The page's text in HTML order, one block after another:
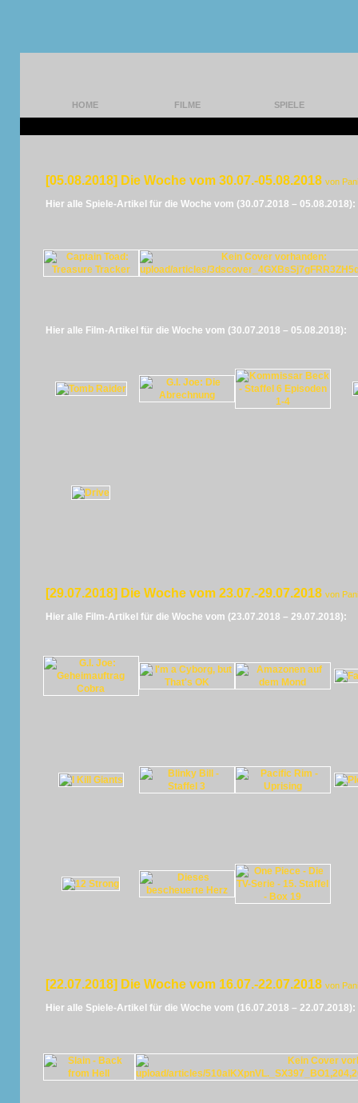
HOME FILME SPIELE
[05.08.2018] Die Woche vom 30.07.-05.08.2018 von
Hier alle Spiele-Artikel für die Woche vom (30.07.2018 – 05.08.2018):
Hier alle Film-Artikel für die Woche vom (30.07.2018 – 05.08.2018):
[29.07.2018] Die Woche vom 23.07.-29.07.2018 von
Hier alle Film-Artikel für die Woche vom (23.07.2018 – 29.07.2018):
[22.07.2018] Die Woche vom 16.07.-22.07.2018 von
Hier alle Spiele-Artikel für die Woche vom (16.07.2018 – 22.07.2018):